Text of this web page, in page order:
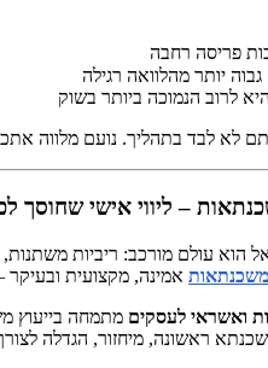
פריסה רחבה
יותר מהלוואה רגילה
לרוב הנמוכה ביותר בשוק
לא לבד בתהליך. נועם מלווה
– ליווי אישי שחוסך
עולם מורכב: ריביות משתנות,
משכנתאות אמינה, מקצועית
ואשראי לעסקים מתמחה בייעוץ
ראשונה, מיחזור, הגדלה